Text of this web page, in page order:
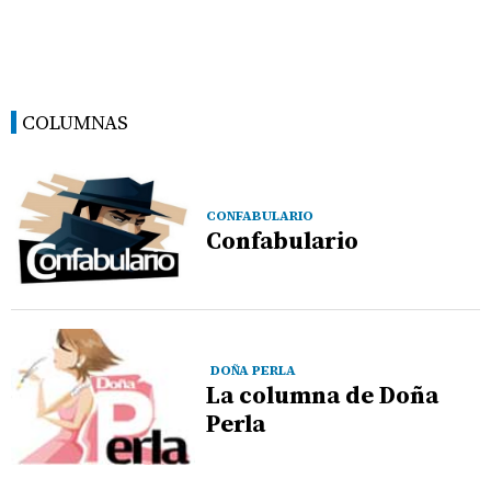
COLUMNAS
CONFABULARIO
Confabulario
DOÑA PERLA
La columna de Doña
Perla